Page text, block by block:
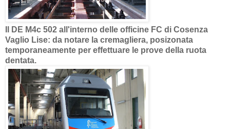
Il DE M4c 502 all'interno delle officine FC di Cosenza
Vaglio Lise: da notare la cremagliera, posizonata
temporaneamente per effettuare le prove della ruota
dentata.